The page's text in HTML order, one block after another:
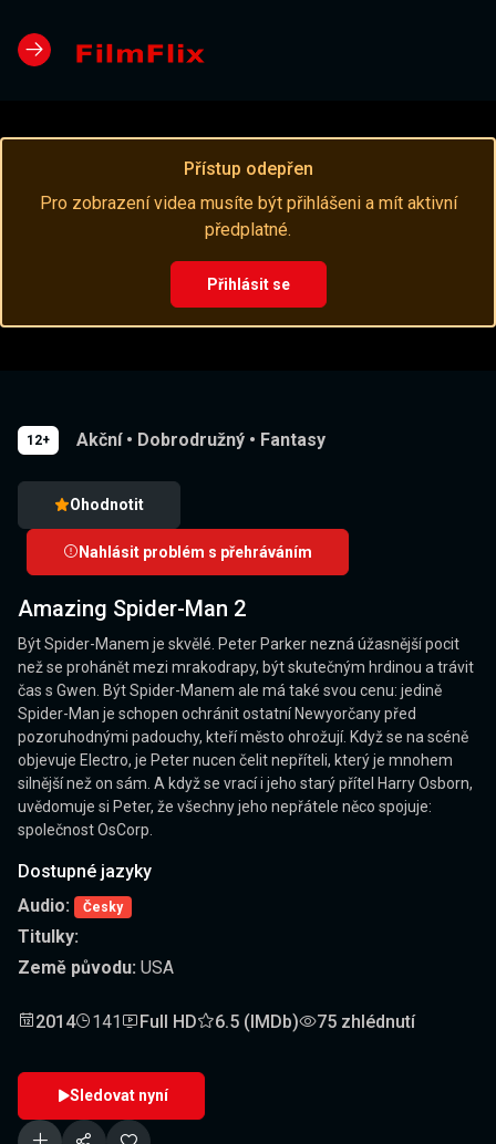
Přístup odepřen
Pro zobrazení videa musíte být přihlášeni a mít aktivní
předplatné.
Přihlásit se
12+ Akční • Dobrodružný • Fantasy
Ohodnotit
Nahlásit problém s přehráváním
Amazing Spider-Man 2
Být Spider-Manem je skvělé. Peter Parker nezná úžasnější pocit
než se prohánět mezi mrakodrapy, být skutečným hrdinou a trávit
čas s Gwen. Být Spider-Manem ale má také svou cenu: jedině
Spider-Man je schopen ochránit ostatní Newyorčany před
pozoruhodnými padouchy, kteří město ohrožují. Když se na scéně
objevuje Electro, je Peter nucen čelit nepříteli, který je mnohem
silnější než on sám. A když se vrací i jeho starý přítel Harry Osborn,
uvědomuje si Peter, že všechny jeho nepřátele něco spojuje:
společnost OsCorp.
Dostupné jazyky
Audio:
Česky
Titulky:
Země původu: USA
2014 141 Full HD 6.5 (IMDb) 75 zhlédnutí
Sledovat nyní